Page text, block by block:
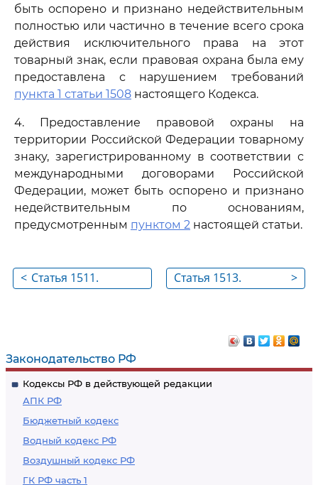
Законодательство РФ
Кодексы РФ в действующей редакции
АПК РФ
Бюджетный кодекс
Водный кодекс РФ
Воздушный кодекс РФ
ГК РФ часть 1
быть оспорено и признано недействительным
полностью или частично в течение всего срока
действия исключительного права на этот
товарный знак, если правовая охрана была ему
предоставлена с нарушением требований
пункта 1 статьи 1508 настоящего Кодекса.
4. Предоставление правовой охраны на
территории Российской Федерации товарному
знаку, зарегистрированному в соответствии с
международными договорами Российской
Федерации, может быть оспорено и признано
недействительным по основаниям,
предусмотренным пунктом 2 настоящей статьи.
< Статья 1511.
>
Статья 1513.
признания
недействительным
предоставления
правовой охраны